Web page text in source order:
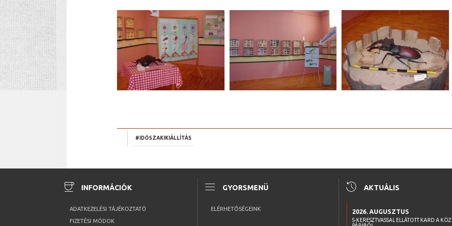
#IDŐSZAKIKIÁLLÍTÁS
coffee INFORMÁCIÓK
ADATKEZELÉSI TÁJÉKOZTATÓ
FIZETÉSI MÓDOK
menu GYORSMENÜ
ELÉRHETŐSÉGEINK
history AKTUÁLIS
2026. AUGUSZTUS
S-KERESZTVASSAL ELLÁTOTT KARD A